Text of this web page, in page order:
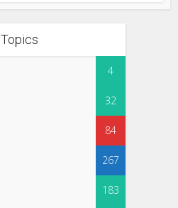
Topics
4
32
84
267
183